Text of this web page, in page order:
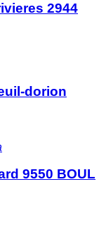
2944
dorion
9550 BOUL